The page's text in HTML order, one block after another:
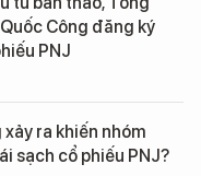
Công đăng ký
PNJ
ra khiến nhóm
sạch cổ phiếu PNJ?